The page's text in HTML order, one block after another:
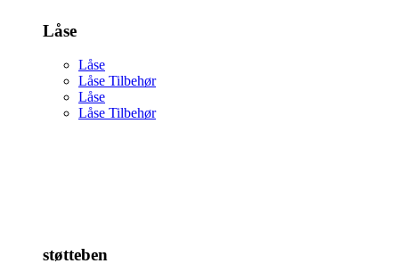
Låse
Låse
Låse Tilbehør
Låse
Låse Tilbehør
støtteben